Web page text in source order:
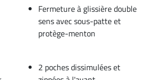
Fermeture à glissière double
sens avec sous-patte et
protège-menton
2 poches dissimulées et